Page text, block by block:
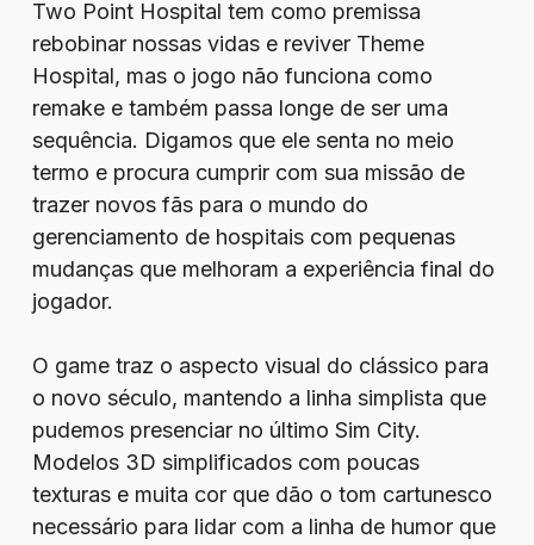
Two Point Hospital tem como premissa
rebobinar nossas vidas e reviver Theme
Hospital, mas o jogo não funciona como
remake e também passa longe de ser uma
sequência. Digamos que ele senta no meio
termo e procura cumprir com sua missão de
trazer novos fãs para o mundo do
gerenciamento de hospitais com pequenas
mudanças que melhoram a experiência final do
jogador.
O game traz o aspecto visual do clássico para
o novo século, mantendo a linha simplista que
pudemos presenciar no último Sim City.
Modelos 3D simplificados com poucas
texturas e muita cor que dão o tom cartunesco
necessário para lidar com a linha de humor que